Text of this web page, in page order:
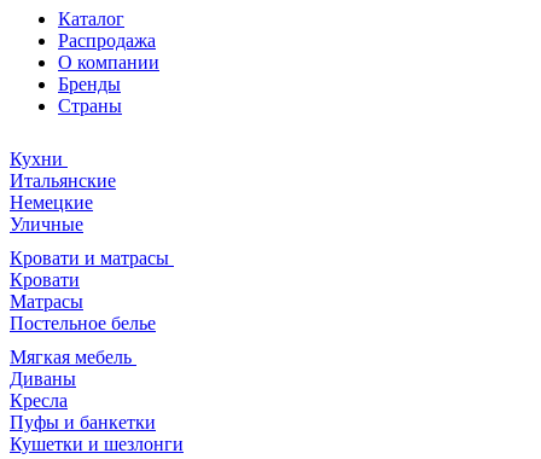
интерьеры ARDEFO
Распродажа
О компании
Бренды
Страны
Кухни
Итальянские
Немецкие
Уличные
Кровати и матрасы
Кровати
Матрасы
Постельное белье